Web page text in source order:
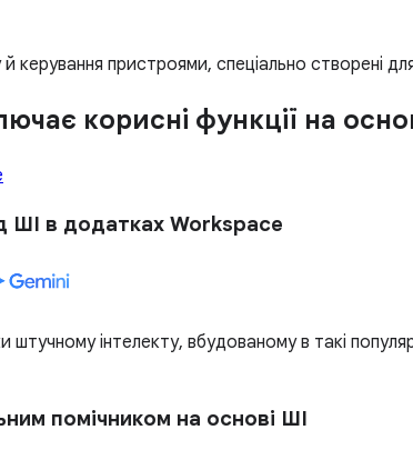
керування пристроями, спеціально створені
корисні функції на
ШІ в додатках Workspace
інтелекту, вбудованому в такі
помічником на основі ШІ